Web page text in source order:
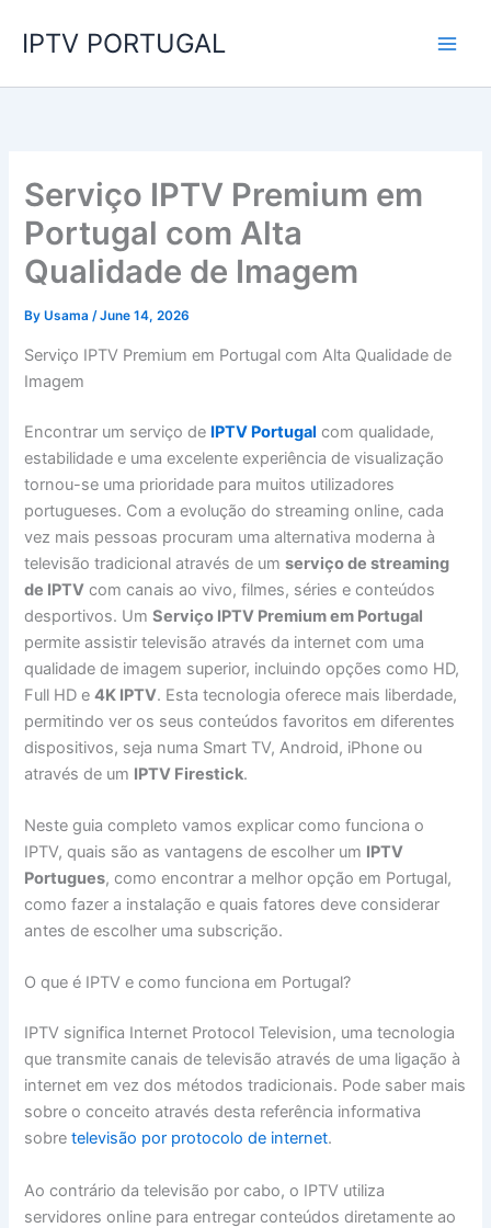
IPTV PORTUGAL
Serviço IPTV Premium em
Portugal com Alta
Qualidade de Imagem
ByUsama/June 14, 2026
Serviço IPTV Premium em Portugal com Alta Qualidade de
Imagem
Encontrar um serviço de IPTV Portugal com qualidade,
estabilidade e uma excelente experiência de visualização
tornou-se uma prioridade para muitos utilizadores
portugueses. Com a evolução do streaming online, cada
vez mais pessoas procuram uma alternativa moderna à
televisão tradicional através de umserviço de streaming
de IPTV com canais ao vivo, filmes, séries e conteúdos
desportivos. UmServiço IPTV Premium em Portugal
permite assistir televisão através da internet com uma
qualidade de imagem superior, incluindo opções como HD,
Full HD e4K IPTV. Esta tecnologia oferece mais liberdade,
permitindo ver os seus conteúdos favoritos em diferentes
dispositivos, seja numa Smart TV, Android, iPhone ou
através de um IPTV Firestick.
Neste guia completo vamos explicar como funciona o
IPTV, quais são as vantagens de escolher um IPTV
Portugues, como encontrar a melhor opção em Portugal,
como fazer a instalação e quais fatores deve considerar
antes de escolher uma subscrição.
O que é IPTV e como funciona em Portugal?
IPTV significa Internet Protocol Television, uma tecnologia
que transmite canais de televisão através de uma ligação à
internet em vez dos métodos tradicionais. Pode saber mais
sobre o conceito através desta referência informativa
sobretelevisão por protocolo de internet.
Ao contrário da televisão por cabo, o IPTV utiliza
servidores online para entregar conteúdos diretamente ao